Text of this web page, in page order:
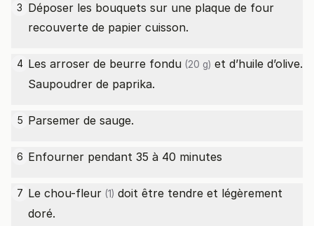
3 Déposer les bouquets sur une plaque de four
recouverte de papier cuisson.
4 Les arroser de beurre fondu (20 g) et d’huile d’olive.
Saupoudrer de paprika.
5 Parsemer de sauge.
6 Enfourner pendant 35 à 40 minutes
7 Le chou-fleur (1) doit être tendre et légèrement
doré.